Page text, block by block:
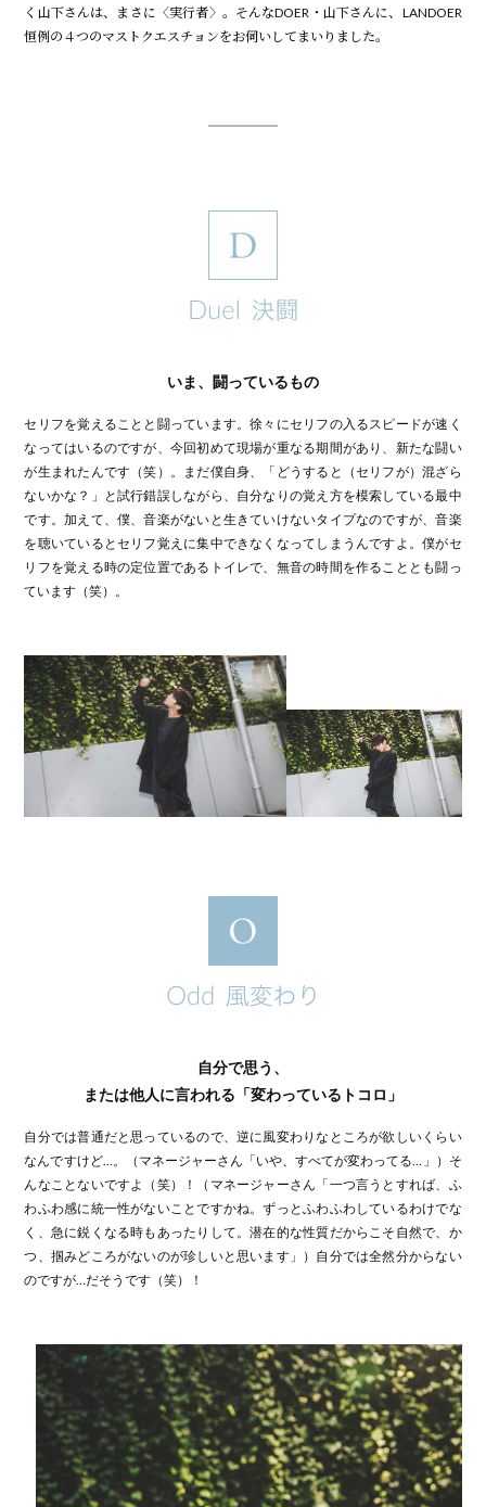
く山下さんは、まさに〈実行者〉。そんなDOER・山下さんに、LANDOER
恒例の４つのマストクエスチョンをお伺いしてまいりました。
いま、闘っているもの
セリフを覚えることと闘っています。徐々にセリフの入るスピードが速く
なってはいるのですが、今回初めて現場が重なる期間があり、新たな闘い
が生まれたんです（笑）。まだ僕自身、「どうすると（セリフが）混ざら
ないかな？」と試行錯誤しながら、自分なりの覚え方を模索している最中
です。加えて、僕、音楽がないと生きていけないタイプなのですが、音楽
を聴いているとセリフ覚えに集中できなくなってしまうんですよ。僕がセ
リフを覚える時の定位置であるトイレで、無音の時間を作ることとも闘っ
ています（笑）。
自分で思う、
または他人に言われる「変わっているトコロ」
自分では普通だと思っているので、逆に風変わりなところが欲しいくらい
なんですけど…。（マネージャーさん「いや、すべてが変わってる…」）そ
んなことないですよ（笑）！（マネージャーさん「一つ言うとすれば、ふ
わふわ感に統一性がないことですかね。ずっとふわふわしているわけでな
く、急に鋭くなる時もあったりして。潜在的な性質だからこそ自然で、か
つ、掴みどころがないのが珍しいと思います」）自分では全然分からない
のですが…だそうです（笑）！